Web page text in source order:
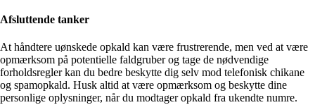
Afsluttende tanker
At håndtere uønskede opkald kan være frustrerende, men ved at være
opmærksom på potentielle faldgruber og tage de nødvendige
forholdsregler kan du bedre beskytte dig selv mod telefonisk chikane
og spamopkald. Husk altid at være opmærksom og beskytte dine
personlige oplysninger, når du modtager opkald fra ukendte numre.